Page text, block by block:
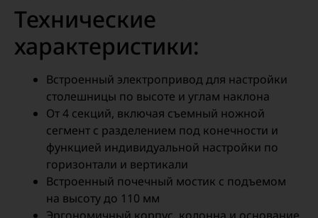
Технические
характеристики:
Встроенный электропривод для настройки
столешницы по высоте и углам наклона
От 4 секций, включая съемный ножной
сегмент с разделением под конечности и
функцией индивидуальной настройки по
горизонтали и вертикали
Встроенный почечный мостик с подъемом
на высоту до 110 мм